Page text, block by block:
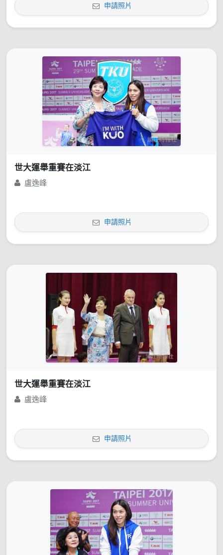
申請照片
世大運舉重賽在淡江
盧逸峰
申請照片
世大運舉重賽在淡江
盧逸峰
申請照片